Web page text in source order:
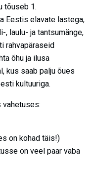
tõuseb 1.
Eestis elavate lastega,
laulu- ja tantsumänge,
rahvapäraseid
õhu ja ilusa
kus saab palju õues
kultuuriga.
on kohad täis!)
on veel paar vaba